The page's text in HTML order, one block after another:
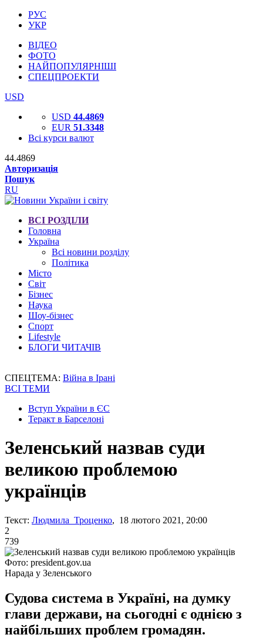
РУС
УКР
ВІДЕО
ФОТО
НАЙПОПУЛЯРНІШІ
СПЕЦПРОЕКТИ
USD
USD 44.4869
EUR 51.3348
Всі курси валют
44.4869
Авторизація
Пошук
RU
ВСІ РОЗДІЛИ
Головна
Україна
Всі новини розділу
Політика
Місто
Світ
Бізнес
Наука
Шоу-бізнес
Спорт
Lifestyle
БЛОГИ ЧИТАЧІВ
СПЕЦТЕМА: Війна в Ірані
ВСІ ТЕМИ
Вступ України в ЄС
Теракт в Барселоні
Зеленський назвав суди
великою проблемою
українців
Текст: Людмила Троценко, 18 лютого 2021, 20:00
2
739
Фото: president.gov.ua
Нарада у Зеленського
Судова система в Україні, на думку
глави держави, на сьогодні є однією з
найбільших проблем громадян.